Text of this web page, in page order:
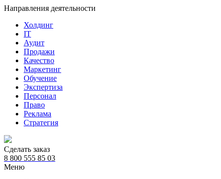
Направления деятельности
Холдинг
IT
Аудит
Продажи
Качество
Маркетинг
Обучение
Экспертиза
Персонал
Право
Реклама
Стратегия
Сделать заказ
8 800 555 85 03
Меню